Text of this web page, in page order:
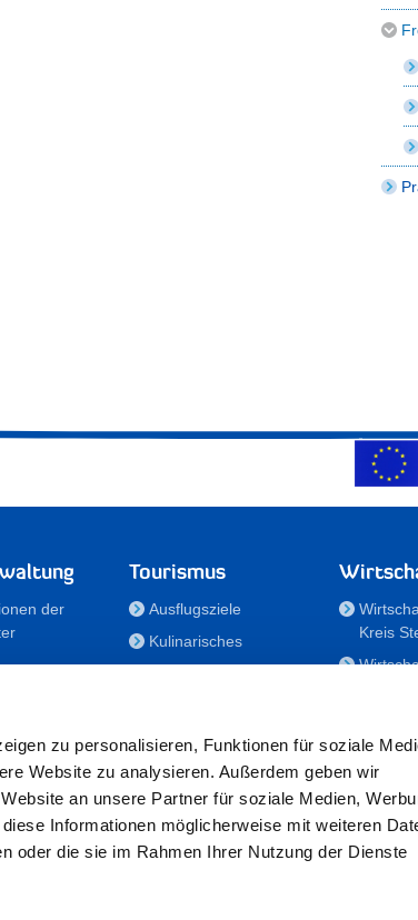
zu personalisieren, Funktionen für soziale
Website zu analysieren. Außerdem geben wir
an unsere Partner für soziale Medien,
Informationen möglicherweise mit weiteren
oder die sie im Rahmen Ihrer Nutzung der Dienste
der
Downloads
Tourismus
Ausflugsziele
Kulinarisches
Veranstaltungen
Kreis
Zahlen,
Fakten